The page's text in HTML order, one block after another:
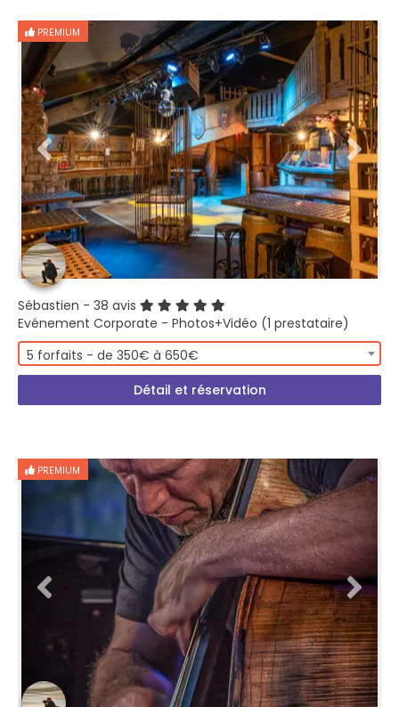
PREMIUM
Sébastien - 38 avis
Evénement Corporate - Photos+Vidéo (1 prestataire)
5 forfaits - de 350€ à 650€
Détail et réservation
PREMIUM